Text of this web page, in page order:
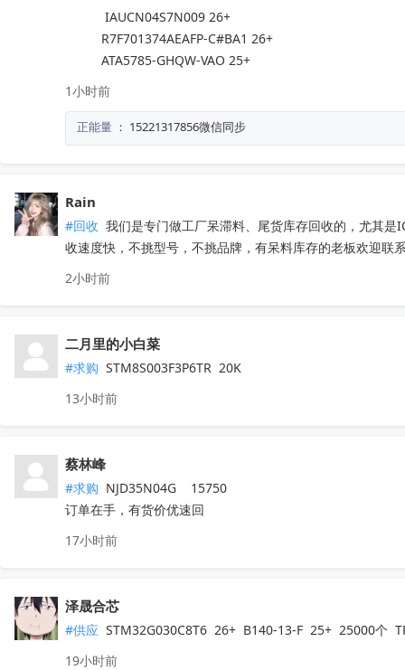
          ATA5785-GHQW-VAO 25+
1小时前
正能量 ： 15221317856微信同步
Rain
#回收 我们是专门做工厂呆滞料、尾货库存回收的，尤其
收速度快，不挑型号，不挑品牌，有呆料库存的老板欢迎联
2小时前
二月里的小白菜
#求购 STM8S003F3P6TR  20K
13小时前
蔡林峰
#求购 NJD35N04G    15750
订单在手，有货价优速回
17小时前
泽晟合芯
#供应 STM32G030C8T6  26+  B140-13-F  25+  25000个
19小时前